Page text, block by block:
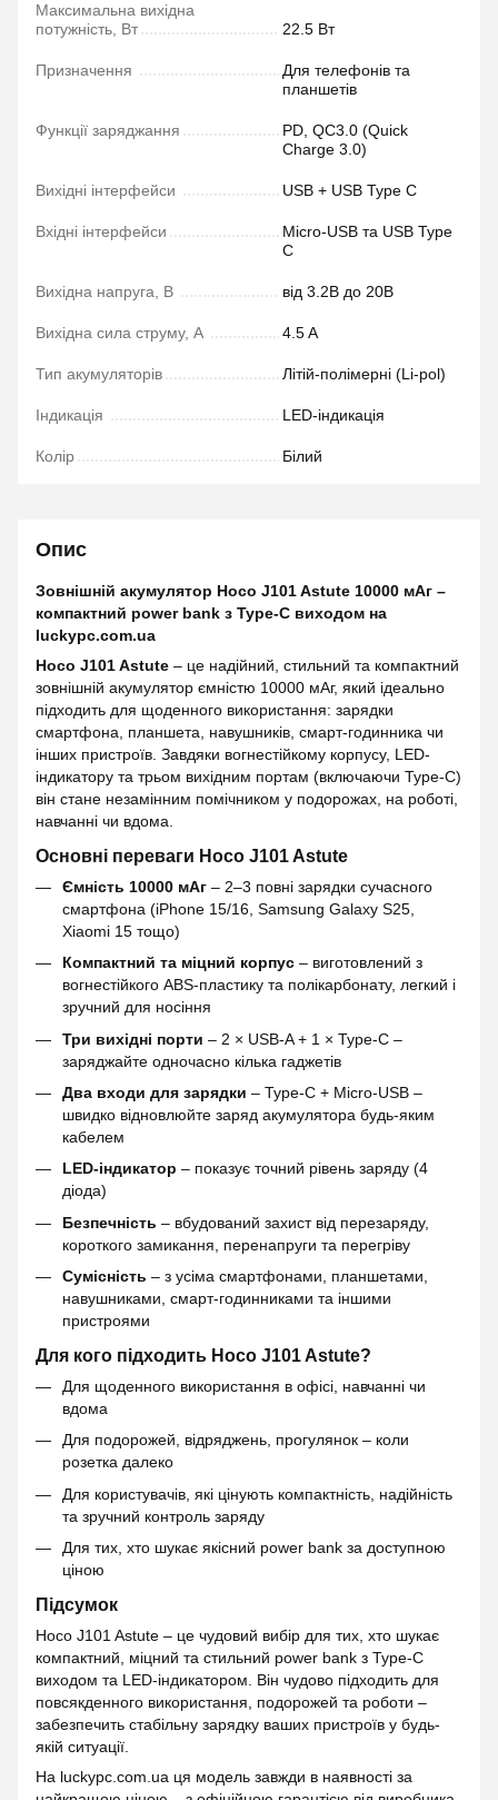
Максимальна вихідна
потужність, Вт
22.5 Вт
Призначення
Для телефонів та
планшетів
Функції заряджання
PD, QC3.0 (Quick
Charge 3.0)
Вихідні інтерфейси USB + USB Type C
Вхідні інтерфейси
Micro-USB та USB Type
C
Вихідна напруга, В від 3.2В до 20В
Вихідна сила струму, А 4.5 A
Тип акумуляторів Літій-полімерні (Li-pol)
Індикація LED-індикація
Колір Білий
Опис
Зовнішній акумулятор Hoco J101 Astute 10000 мАг –
компактний power bank з Type-C виходом на
luckypc.com.ua
Hoco J101 Astute – це надійний, стильний та компактний
зовнішній акумулятор ємністю 10000 мАг, який ідеально
підходить для щоденного використання: зарядки
смартфона, планшета, навушників, смарт-годинника чи
інших пристроїв. Завдяки вогнестійкому корпусу, LED-
індикатору та трьом вихідним портам (включаючи Type-C)
він стане незамінним помічником у подорожах, на роботі,
навчанні чи вдома.
Основні переваги Hoco J101 Astute
Ємність 10000 мАг – 2–3 повні зарядки сучасного
смартфона (iPhone 15/16, Samsung Galaxy S25,
Xiaomi 15 тощо)
Компактний та міцний корпус – виготовлений з
вогнестійкого ABS-пластику та полікарбонату, легкий і
зручний для носіння
Три вихідні порти – 2 × USB-A + 1 × Type-C –
заряджайте одночасно кілька гаджетів
Два входи для зарядки – Type-C + Micro-USB –
швидко відновлюйте заряд акумулятора будь-яким
кабелем
LED-індикатор – показує точний рівень заряду (4
діода)
Безпечність – вбудований захист від перезаряду,
короткого замикання, перенапруги та перегріву
Сумісність – з усіма смартфонами, планшетами,
навушниками, смарт-годинниками та іншими
пристроями
Для кого підходить Hoco J101 Astute?
Для щоденного використання в офісі, навчанні чи
вдома
Для подорожей, відряджень, прогулянок – коли
розетка далеко
Для користувачів, які цінують компактність, надійність
та зручний контроль заряду
Для тих, хто шукає якісний power bank за доступною
ціною
Підсумок
Hoco J101 Astute – це чудовий вибір для тих, хто шукає
компактний, міцний та стильний power bank з Type-C
виходом та LED-індикатором. Він чудово підходить для
повсякденного використання, подорожей та роботи –
забезпечить стабільну зарядку ваших пристроїв у будь-
якій ситуації.
На luckypc.com.ua ця модель завжди в наявності за